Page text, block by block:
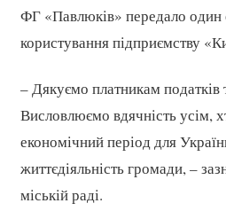
ФГ «Павлюків» передало один
користування підприємству
– Дякуємо платникам податків
Висловлюємо вдячність усім,
економічний період для
життєдіяльність громади, –
міській раді.